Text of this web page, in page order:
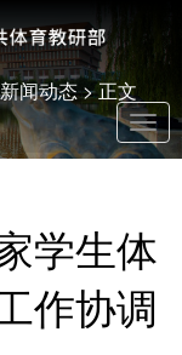
新闻动态> 正文
学生体
作协调